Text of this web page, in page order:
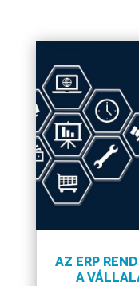
AZ ERP
A